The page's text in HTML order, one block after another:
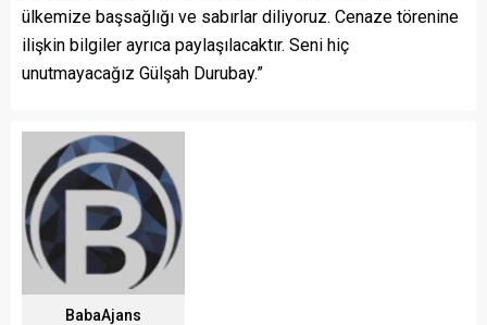
ülkemize başsağlığı ve sabırlar diliyoruz. Cenaze törenine
ilişkin bilgiler ayrıca paylaşılacaktır. Seni hiç
unutmayacağız Gülşah Durubay.”
BabaAjans